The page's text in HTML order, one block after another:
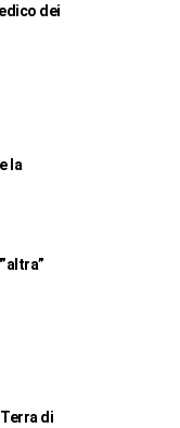
dei
la
di